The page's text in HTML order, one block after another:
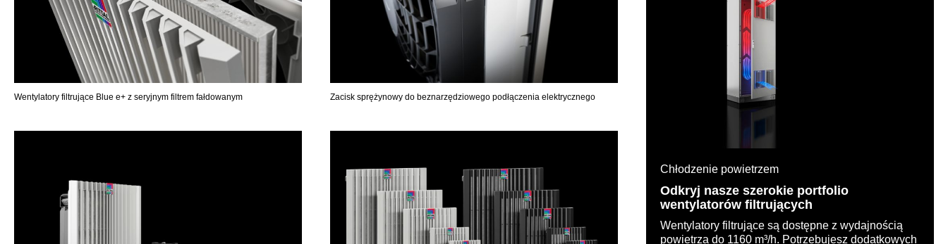
Wentylatory filtrujące Blue e+ z seryjnym filtrem fałdowanym Zacisk sprężynowy do beznarzędziowego podłączenia elektrycznego
Chłodzenie powietrzem
Odkryj nasze szerokie portfolio
wentylatorów filtrujących
Wentylatory filtrujące są dostępne z wydajnością
powietrza do 1160 m³/h. Potrzebujesz dodatkowych